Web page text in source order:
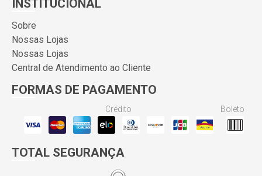
INSTITUCIONAL
Sobre
Nossas Lojas
Nossas Lojas
Central de Atendimento ao Cliente
FORMAS DE PAGAMENTO
Crédito Boleto
TOTAL SEGURANÇA